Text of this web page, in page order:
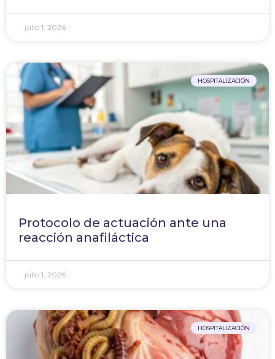
julio 1, 2026
HOSPITALIZACIÓN
Protocolo de actuación ante una
reacción anafiláctica
julio 1, 2026
HOSPITALIZACIÓN